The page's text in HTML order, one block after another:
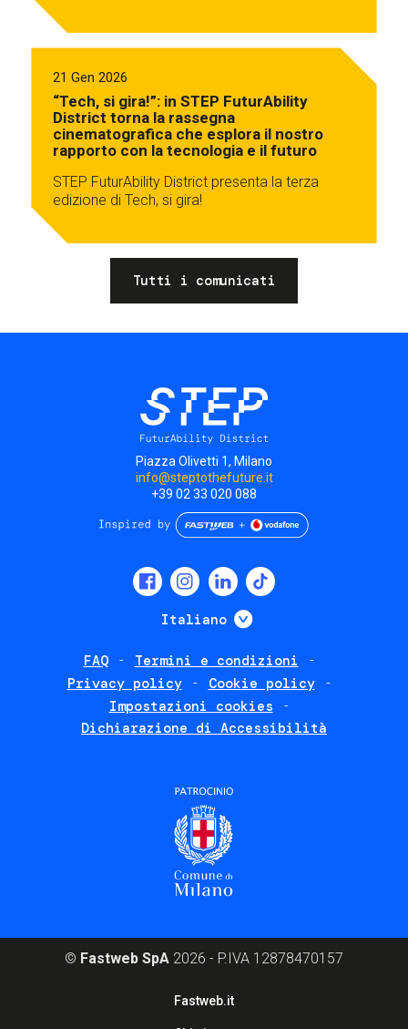
21 Gen 2026
“Tech, si gira!”: in STEP FuturAbility
District torna la rassegna
cinematografica che esplora il nostro
rapporto con la tecnologia e il futuro
STEP FuturAbility District presenta la terza
edizione di Tech, si gira!
Tutti i comunicati
Piazza Olivetti 1, Milano
info@steptothefuture.it
+39 02 33 020 088
Italiano Mostra ulteriori
FAQ
Termini e condizioni
Privacy policy
Cookie policy
Impostazioni cookies
Dichiarazione di Accessibilità
© Fastweb SpA 2026 - P.IVA 12878470157
Fastweb.it